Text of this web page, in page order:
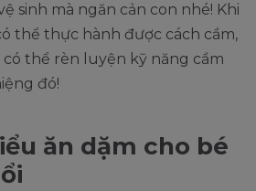
sinh mà ngăn cản con nhé! Khi
thể thực hành được cách cầm,
thể rèn luyện kỹ năng cầm
đó!
ăn dặm cho bé